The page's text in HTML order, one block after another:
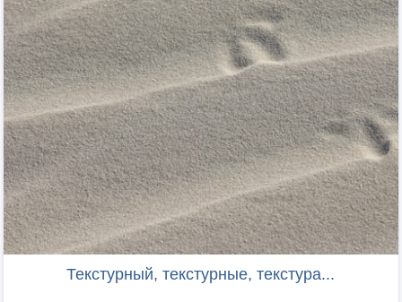
Текстурный, текстурные, текстура...